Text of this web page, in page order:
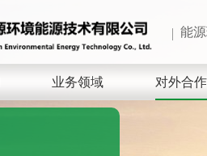
能
业务领域 对外合作